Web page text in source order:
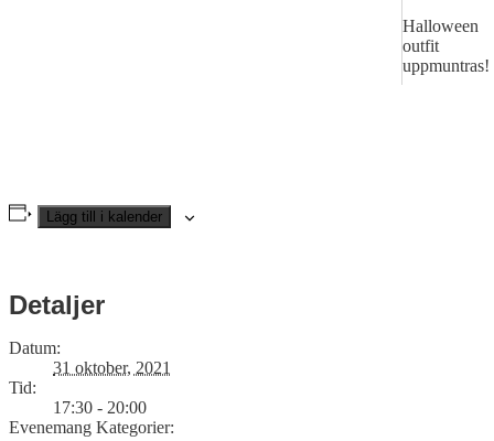
Halloween
outfit
uppmuntras!
Lägg till i kalender
Detaljer
Datum:
31 oktober, 2021
Tid:
17:30 - 20:00
Evenemang Kategorier: